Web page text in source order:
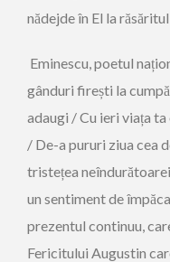
nădejde în El la
Eminescu, poetul
gânduri firești la
adaugi / Cu ieri viața
/ De-a pururi ziua cea
tristețea
un sentiment de
prezentul continuu,
Fericitului Augustin